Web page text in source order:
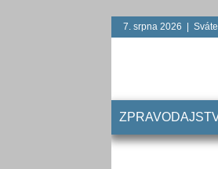
7. srpna 2026 |